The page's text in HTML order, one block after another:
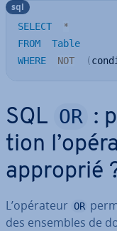
SELECT
*
FROM
Table
WHERE
NOT (
sql
SQL OR :
tion
approprié
L’opérateur OR
des ensembles de